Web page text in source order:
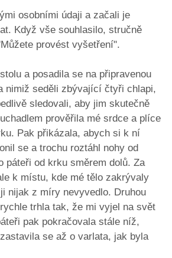
osobními údaji a začali je
Když vše souhlasilo, stručně
provést vyšetření".
a posadila se na připravenou
nimiž seděli zbývající čtyři chlapi,
sledovali, aby jim skutečně
prověřila mé srdce a plíce
Pak přikázala, abych si k ní
se a trochu roztáhl nohy od
páteři od krku směrem dolů. Za
k místu, kde mé tělo zakrývaly
nijak z míry nevyvedlo. Druhou
trhla tak, že mi vyjel na svět
pak pokračovala stále níž,
se až o varlata, jak byla